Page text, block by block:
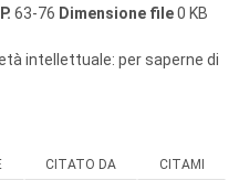
P. 63-76 Dimensione file0 KB
intellettuale: per saperne di
CITATO DA CITAMI